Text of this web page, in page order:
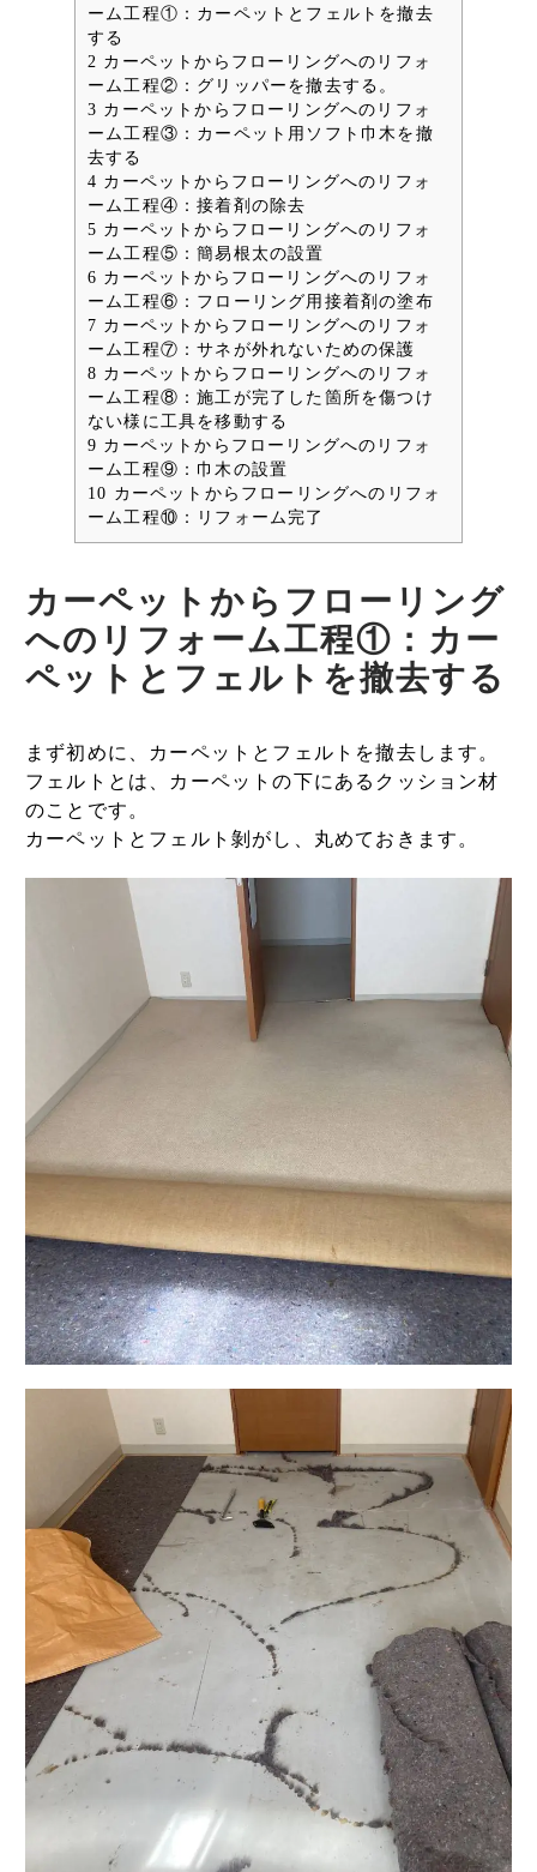
ーム工程①：カーペットとフェルトを撤去
する
2 カーペットからフローリングへのリフォ
ーム工程②：グリッパーを撤去する。
3 カーペットからフローリングへのリフォ
ーム工程③：カーペット用ソフト巾木を撤
去する
4 カーペットからフローリングへのリフォ
ーム工程④：接着剤の除去
5 カーペットからフローリングへのリフォ
ーム工程⑤：簡易根太の設置
6 カーペットからフローリングへのリフォ
ーム工程⑥：フローリング用接着剤の塗布
7 カーペットからフローリングへのリフォ
ーム工程⑦：サネが外れないための保護
8 カーペットからフローリングへのリフォ
ーム工程⑧：施工が完了した箇所を傷つけ
ない様に工具を移動する
9 カーペットからフローリングへのリフォ
ーム工程⑨：巾木の設置
10 カーペットからフローリングへのリフォ
ーム工程⑩：リフォーム完了
カーペットからフローリング
へのリフォーム工程①：カー
ペットとフェルトを撤去する
まず初めに、カーペットとフェルトを撤去します。
フェルトとは、カーペットの下にあるクッション材
のことです。
カーペットとフェルト剝がし、丸めておきます。